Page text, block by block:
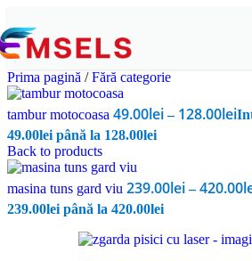
Prima pagină / Fără categorie
tambur motocoasa 49.00lei – 128.00lei
49.00lei până la 128.00lei
Back to products
masina tuns gard viu 239.00lei – 420.00
239.00lei până la 420.00lei